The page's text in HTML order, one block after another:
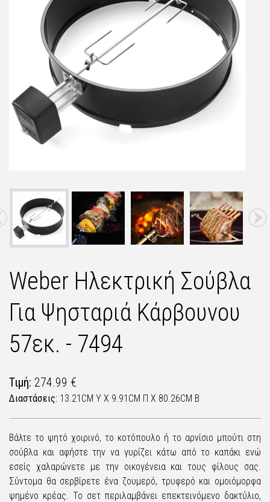
Weber Ηλεκτρική Σούβλα
Για Ψησταριά Κάρβουνου
57εκ. - 7494
Τιμή: 274.99 €
Διαστάσεις: 13.21CM Υ X 9.91CM Π X 80.26CM Β
Βάλτε το ψητό χοιρινό, το κοτόπουλο ή το αρνίσιο μπούτι στη
σούβλα και αφήστε την να γυρίζει κάτω από το καπάκι ενώ
εσείς χαλαρώνετε με την οικογένεια και τους φίλους σας.
Σύντομα θα σερβίρετε ένα ζουμερό, τρυφερό και ομοιόμορφα
ψημένο κρέας. Το σετ περιλαμβάνει επεκτεινόμενο δακτύλιο,